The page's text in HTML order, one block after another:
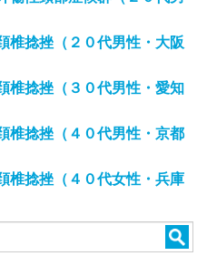
椎捻挫（２０代男性・大阪
椎捻挫（３０代男性・愛知
椎捻挫（４０代男性・京都
椎捻挫（４０代女性・兵庫